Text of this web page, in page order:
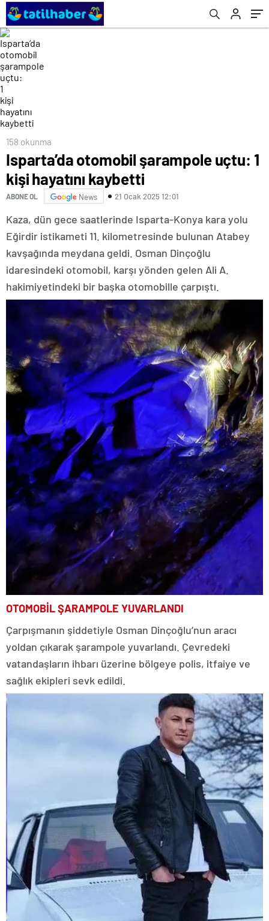
158 okunma
Isparta’da otomobil şarampole uçtu: 1
kişi hayatını kaybetti
ABONE OL News 21 Ocak 2025 12:01
Kaza, dün gece saatlerinde Isparta-Konya kara yolu
Eğirdir istikameti 11. kilometresinde bulunan Atabey
kavşağında meydana geldi. Osman Dinçoğlu
idaresindeki otomobil, karşı yönden gelen Ali A.
hakimiyetindeki bir başka otomobille çarpıştı.
OTOMOBİL ŞARAMPOLE YUVARLANDI
Çarpışmanın şiddetiyle Osman Dinçoğlu’nun aracı
yoldan çıkarak şarampole yuvarlandı. Çevredeki
vatandaşların ihbarı üzerine bölgeye polis, itfaiye ve
sağlık ekipleri sevk edildi.
görüntüleri! Ahşap detayı ve ihmal iddiası!